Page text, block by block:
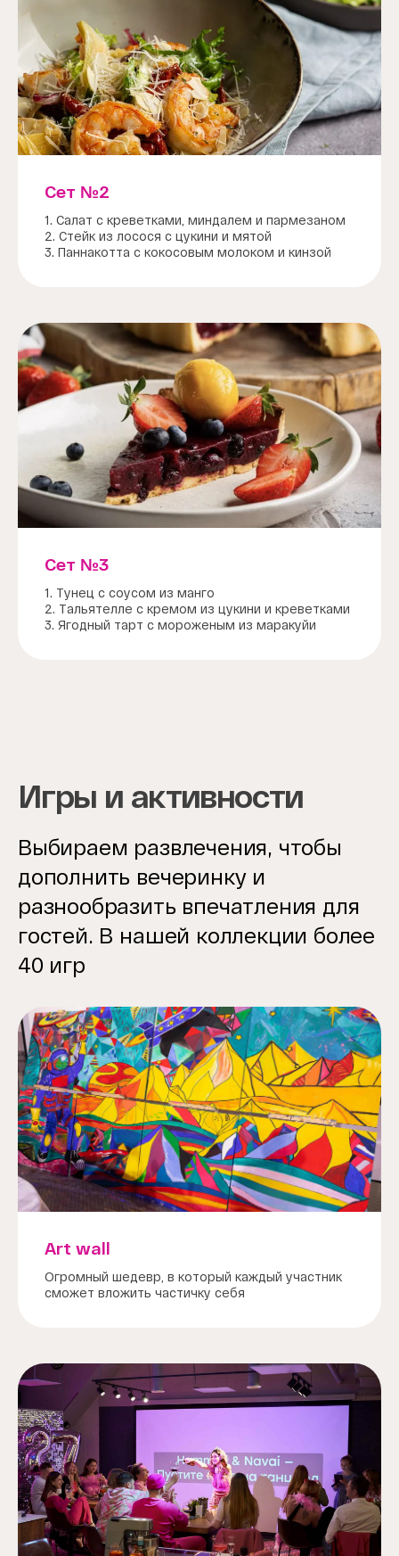
Сет №2
1. Салат с креветками, миндалем и пармезаном
2. Стейк из лосося с цукини и мятой
3. Паннакотта с кокосовым молоком и кинзой
Сет №3
1. Тунец с соусом из манго
2. Тальятелле с кремом из цукини и креветками
3. Ягодный тарт с мороженым из маракуйи
Игры и активности
Выбираем развлечения, чтобы
дополнить вечеринку и
разнообразить впечатления для
гостей. В нашей коллекции более
40 игр
Art wall
Огромный шедевр, в который каждый участник
сможет вложить частичку себя